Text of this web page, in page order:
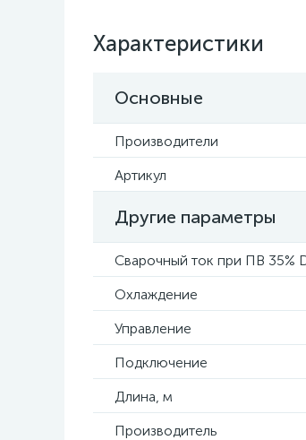
Характеристики
Основные
Производители
Артикул
Другие параметры
Сварочный ток при ПВ 35%
Охлаждение
Управление
Подключение
Длина, м
Производитель